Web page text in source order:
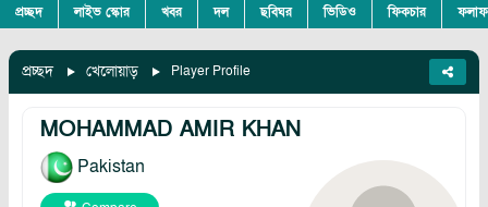
প্রচ্ছদ লাইভ স্কোর খবর দল ছবিঘর ভিডিও ফিকচার
প্রচ্ছদ খেলোয়াড় Player Profile
MOHAMMAD AMIR KHAN
Pakistan